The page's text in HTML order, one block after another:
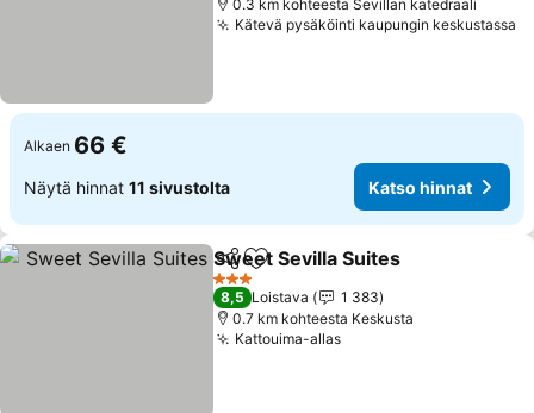
0.3 km kohteesta Sevillan katedraali
Kätevä pysäköinti kaupungin keskustassa
Alkaen 66 €
Näytä hinnat 11 sivustolta Katso hinnat
Jaa Lisää suosikkeihin
Sweet Sevilla Suites
3 Tähtiluokitus
8,5 Loistava
1 383
0.7 km kohteesta Keskusta
Kattouima-allasKatso hinnat